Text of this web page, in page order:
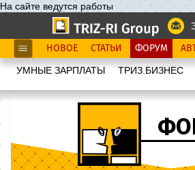
На сайте ведутся работы
НОВОЕ СТАТЬИ ФОРУМ
УМНЫЕ ЗАРПЛАТЫ ТРИЗ.БИЗНЕС